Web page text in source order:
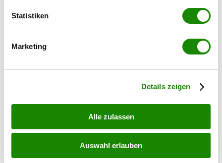
können
bestimmten Merkmalen (Fingerprinting) identifizieren
Erfahren Sie mehr darüber, wie Ihre persönlichen Daten
Statistiken
Marketing
Details zeigen
Alle zulassen
Auswahl erlauben
21 Millionen fehlen: Tiroler
Bauträger ist pleite